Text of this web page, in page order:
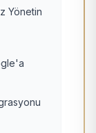
Yönetin